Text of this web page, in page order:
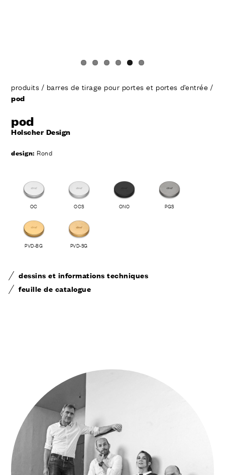
produits / barres de tirage pour portes et portes d’entrée /
pod
pod
Holscher Design
design: Rond
OC OCS ONO PGS
PVD-BG PVD-SG
dessins et informations techniques
feuille de catalogue